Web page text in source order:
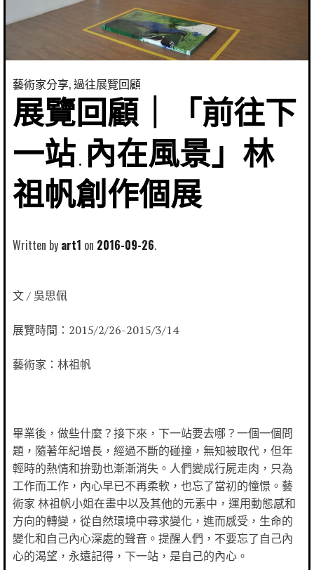
藝術家分享,過往展覽回顧
展覽回顧｜「前往下
一站.內在風景」林
祖帆創作個展
Written by art1 2016-09-26
文 / 吳思佩
展覽時間：2015/2/26-2015/3/14
藝術家：林祖帆
畢業後，做些什麼？接下來，下一站要去哪？一個一個問
題，隨著年紀增長，經過不斷的碰撞，無知被取代，但年
輕時的熱情和拚勁也漸漸消失。人們變成行屍走肉，只為
工作而工作，內心早已不再柔軟，也忘了當初的憧憬。藝
術家 林祖帆小姐在畫中以及其他的元素中，運用動態感和
方向的轉變，從自然環境中尋求變化，進而感受，生命的
變化和自己內心深處的聲音。提醒人們，不要忘了自己內
心的渴望，永遠記得，下一站，是自己的內心。